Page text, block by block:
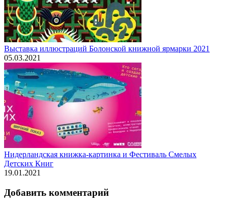
Выставка иллюстраций Болонской книжной ярмарки 2021
05.03.2021
Нидерландская книжка-картинка и Фестиваль Смелых
Детских Книг
19.01.2021
Добавить комментарий